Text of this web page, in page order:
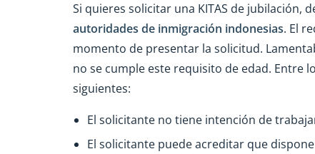
Si quieres solicitar una KITAS de jubilación,
autoridades de inmigración indonesias. El
momento de presentar la solicitud.
no se cumple este requisito de edad. Entre
siguientes:
El solicitante no tiene intención de
El solicitante puede acreditar que